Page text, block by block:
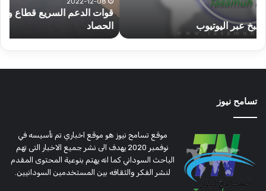
موسم
الحصاد
قوات الدعم السريع قطاع ولاية شرق دارفور تؤمن موسم
الحصاد
تسامح نيوز
موقع تسامح نيوز هو موقع اخباري تم تأسيسه في
نوفمبر 2020 يهدف الى نشر جميع الاخبار التى تهم
الباحث السوداني كما انه يهتم بنوعية المحتوى المقدم
لنشر الفكر والثقافه بين المستخدمين السودانيين.